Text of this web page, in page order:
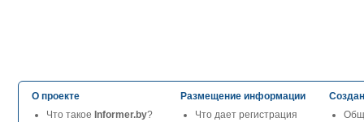
О проекте
Что такое Informer.by?
Размещение информации
Что дает регистрация